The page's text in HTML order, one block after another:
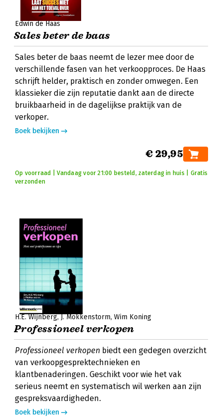
Edwin de Haas
Sales beter de baas
Sales beter de baas neemt de lezer mee door de
verschillende fasen van het verkoopproces. De Haas
schrijft helder, praktisch en zonder omwegen. Een
klassieker die zijn reputatie dankt aan de directe
bruikbaarheid in de dagelijkse praktijk van de
verkoper.
Boek bekijken
€ 29,95
Op voorraad | Vandaag voor 21:00 besteld, zaterdag in huis | Gratis
verzonden
H.E. Wijnberg J. Mokkenstorm Wim Koning
Professioneel verkopen
Professioneel verkopen biedt een gedegen overzicht
van verkoopgesprektechnieken en
klantbenaderingen. Geschikt voor wie het vak
serieus neemt en systematisch wil werken aan zijn
gespreksvaardigheden.
Boek bekijken